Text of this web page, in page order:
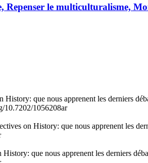
le multiculturalisme,
History: que nous apprenent les derniers
10.7202/1056208ar
on History: que nous apprenent les
que nous apprenent les derniers